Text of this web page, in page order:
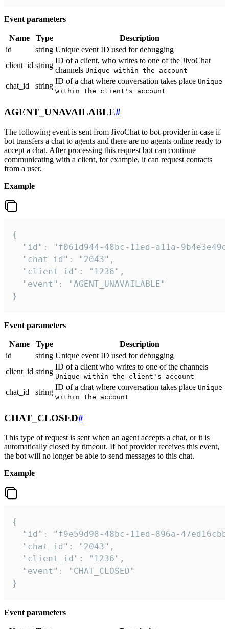
Event parameters
Name Type
Description
id
string Unique event ID used for debugging
client_id string
ID of a client, who writes to one of the JivoChat
channels Unique within the account
chat_id string
ID of a chat where conversation takes place Unique
within the client's account
AGENT_UNAVAILABLE#
The following event is sent from JivoChat to bot-provider in case if
bot transfers a chat to agents and there are no agents online ready to
accept a chat. After processing this request bot can continue
communicating with a client, for example, it can request contacts
from a user.
Example
{
"id": "f061d944-48bc-11ed-a11a-
  "chat_id": "2043",
  "client_id": "1236",
  "event": "AGENT_UNAVAILABLE"
}
Event parameters
Name Type
Description
id
string Unique event ID used for debugging
client_id string
ID of a client who writes to one of the channels
Unique within the client's account
chat_id string
ID of a chat where conversation takes place Unique
within the account
CHAT_CLOSED#
This type of request is sent when an agent accepts a chat, or it is
automatically closed by timeout. If bot provider receives this event,
the bot will no longer be able to send messages to this chat.
Example
{
"id": "f9e59d98-48bc-11ed-896a-
  "chat_id": "2043",
  "client_id": "1236",
  "event": "CHAT_CLOSED"
}
Event parameters